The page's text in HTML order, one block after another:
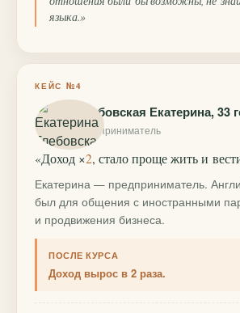
языка.»
КЕЙС №4
Глебовская Екатерина, 33
предприниматель
«Доход ×2, стало проще жить и
Екатерина — предприниматель.
был для общения с иностранными
и продвижения бизнеса.
ПОСЛЕ КУРСА
Доход вырос в 2 раза.